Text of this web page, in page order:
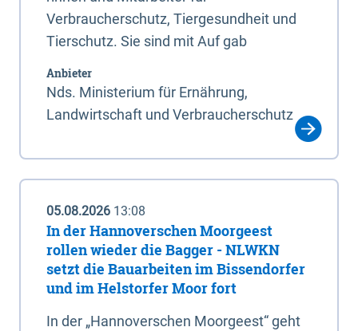
Verbraucherschutz, Tiergesundheit und
Tierschutz. Sie sind mit Auf gab
Anbieter
Nds. Ministerium für Ernährung,
Landwirtschaft und Verbraucherschutz
05.08.2026 13:08
In der Hannoverschen Moorgeest
rollen wieder die Bagger - NLWKN
setzt die Bauarbeiten im Bissendorfer
und im Helstorfer Moor fort
In der „Hannoverschen Moorgeest“ geht